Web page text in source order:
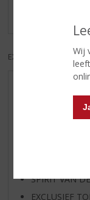
Wij
EXCL. BTW
WIJN VAN
SPIRIT VAN
EXCLUSIEF